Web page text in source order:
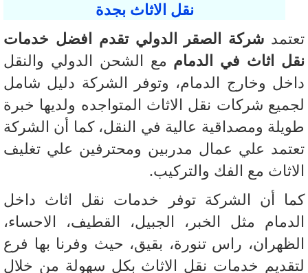
نقل الاثاث بجدة
شركة الصقر الدولي تقدم افضل خدمات
اثاث في الدماممع الشحن الدولي والنقل
وخارج الدمام، وتوفر الشركة دليل شامل
شركات نقل الاثاث المتواجده ولديها خبرة
ومصداقية عالية في النقل، كما أن الشركة
علي عمال مدربين ومحترفين علي تغليف
مع الفك والتركيب.
أن الشركة توفر خدمات نقل اثاث داخل
مثل الخبر، الجبيل، القطيف، الاحساء،
راس تنورة، بقيق، حيث وفرنا بها فرع
خدمات نقل الاثاث بكل سهولة من خلال